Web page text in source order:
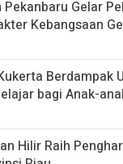
Pekanbaru Gelar
Kebangsaan
Berdampak
bagi Anak-
Hilir Raih